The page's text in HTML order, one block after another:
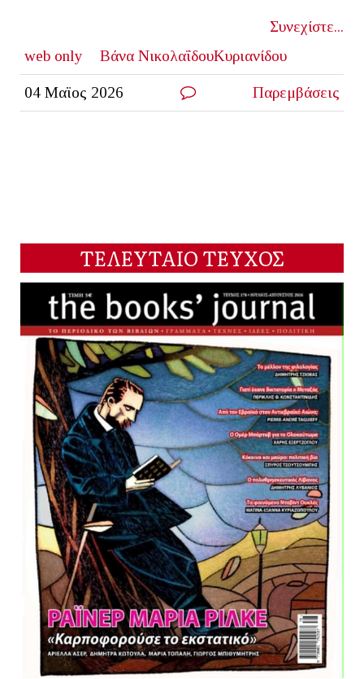
Συνεχίστε...
web only
Βάνα ΝικολαΐδουΚυριανίδου
04 Μαϊος 2026 Παρεμβάσεις
ΤΕΛΕΥΤΑΙΟ ΤΕΥΧΟΣ